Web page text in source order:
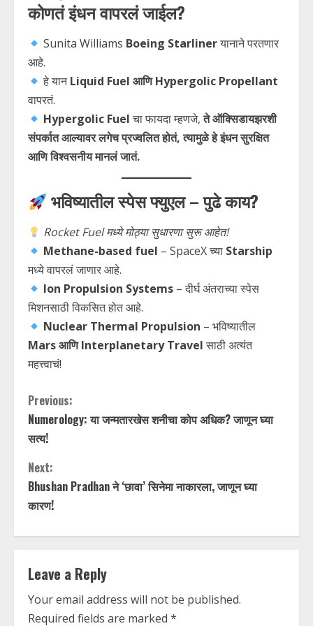
कोणतं इंधन वापरलं जाईल?
Sunita Williams Boeing Starlinerयानाने परतणार
आहे.
हे यानLiquid Fuel आणि Hypergolic Propellant
वापरतं.
Hypergolic Fuelचा फायदा म्हणजे,ते ऑक्सिडायझरशी
संपर्कात आल्यावर लगेच प्रज्वलित होतं, त्यामुळे हे इंधन सुरक्षित
आणि विश्वसनीय मानलं जातं.
भविष्यातील स्पेस फ्युएल – पुढे काय?
Rocket Fuel मध्ये मोठ्या सुधारणा सुरू आहेत!
Methane-based fuel – SpaceX च्या Starship
मध्ये वापरलं जाणार आहे.
Ion Propulsion Systems – दीर्घ अंतराच्या स्पेस
मिशनसाठी विकसित होत आहे.
Nuclear Thermal Propulsion – भविष्यातील
Mars आणि Interplanetary Travelसाठी अत्यंत
महत्त्वाचं!
C
o
n
t
u
e
Previous:
Numerology: या जन्मतारखेस शनीचा कोप अधिक? जाणून घ्या
सत्य!
Next:
Bhushan Pradhan ने ‘छावा’ सिनेमा नाकारला, जाणून घ्या
कारण!
Leave a Reply
Your email address will not be published.
Required fields are marked *